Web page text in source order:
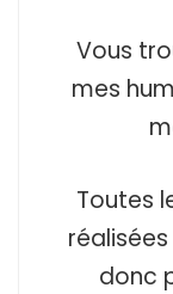
Vous
mes
Toutes
donc